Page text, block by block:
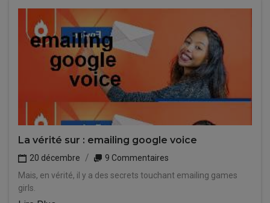
La vérité sur : emailing google voice
20 décembre
9 Commentaires
Mais, en vérité, il y a des secrets touchant emailing games
girls.